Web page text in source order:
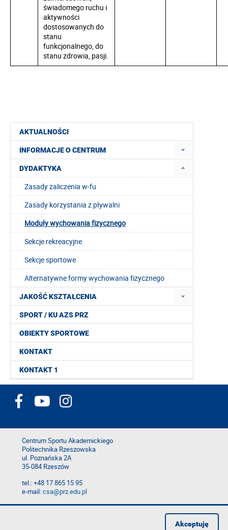
AKTUALNOŚCI
INFORMACJE O CENTRUM
DYDAKTYKA
Zasady zaliczenia w-fu
Zasady korzystania z pływalni
Moduły wychowania fizycznego
Sekcje rekreacyjne
Sekcje sportowe
Alternatywne formy wychowania fizycznego
JAKOŚĆ KSZTAŁCENIA
SPORT / KU AZS PRZ
OBIEKTY SPORTOWE
KONTAKT
KONTAKT 1
świadomego ruchu i
aktywności
dostosowanych do
stanu
funkcjonalnego, do
stanu zdrowia, pasji.
Centrum Sportu Akademickiego
Politechnika Rzeszowska
ul. Poznańska 2A
35-084 Rzeszów
tel.: +48 17 865 15 95
e-mail:csa@prz.edu.pl
Deklaracja dostępności
Akceptuję